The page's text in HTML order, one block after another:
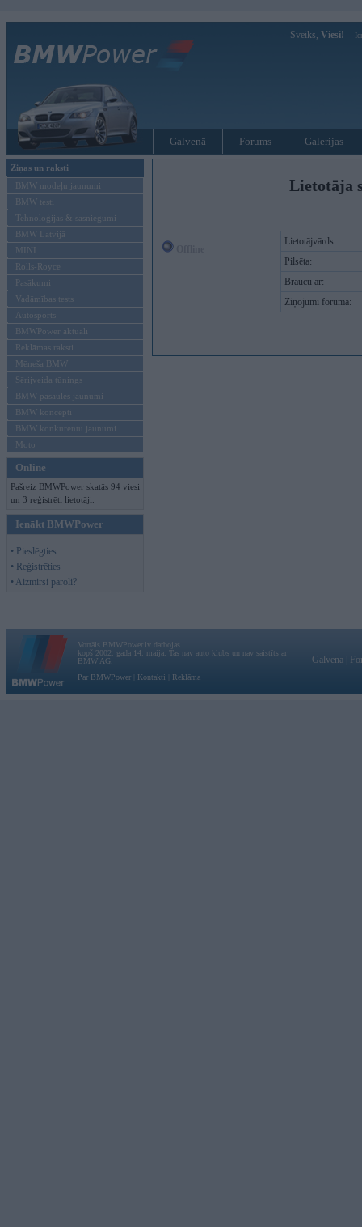
Sveiks, Viesi!
Galvenā Forums Galerijas
Ziņas un raksti
BMW modeļu jaunumi
BMW testi
Tehnoloģijas & sasniegumi
BMW Latvijā
MINI
Rolls-Royce
Pasākumi
Vadāmības tests
Autosports
BMWPower aktuāli
Reklāmas raksti
Mēneša BMW
Sērijveida tūnings
BMW pasaules jaunumi
BMW koncepti
BMW konkurentu jaunumi
Moto
Online
Pašreiz BMWPower skatās 94 viesi
un 3 reģistrēti lietotāji.
Ienākt BMWPower
• Pieslēgties
• Reģistrēties
• Aizmirsi paroli?
Lietotāja
Lietotājvārds:
Pilsēta:
Braucu ar:
Ziņojumi forumā:
Vortāls BMWPower.lv darbojas
kopš 2002. gada 14. maija. Tas nav auto klubs un nav saistīts ar
BMW AG.
Par BMWPower
Kontakti Reklāma
Galvena